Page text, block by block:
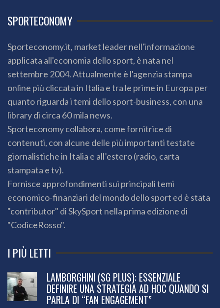
SPORTECONOMY
Sporteconomy.it, market leader nell'informazione
applicata all'economia dello sport, è nata nel
settembre 2004. Attualmente è l'agenzia stampa
online più cliccata in Italia e tra le prime in Europa per
quanto riguarda i temi dello sport-business, con una
library di circa 60 mila news.
Sporteconomy collabora, come fornitrice di
contenuti, con alcune delle più importanti testate
giornalistiche in Italia e all’estero (radio, carta
stampata e tv).
Fornisce approfondimenti sui principali temi
economico-finanziari del mondo dello sport ed è stata
"contributor" di SkySport nella prima edizione di
"CodiceRosso".
I PIÙ LETTI
LAMBORGHINI (SG PLUS): ESSENZIALE
DEFINIRE UNA STRATEGIA AD HOC QUANDO SI
PARLA DI “FAN ENGAGEMENT”